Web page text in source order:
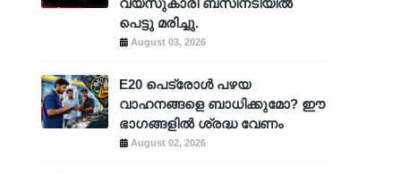
വയസുകാരി ബസിനടിയിൽ
പെട്ടു മരിച്ചു.
August 03, 2026
E20 പെട്രോൾ പഴയ
വാഹനങ്ങളെ ബാധിക്കുമോ? ഈ
ഭാഗങ്ങളിൽ ശ്രദ്ധ വേണം
August 02, 2026